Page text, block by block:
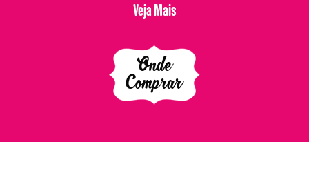
Veja Mais
Onde
Comprar